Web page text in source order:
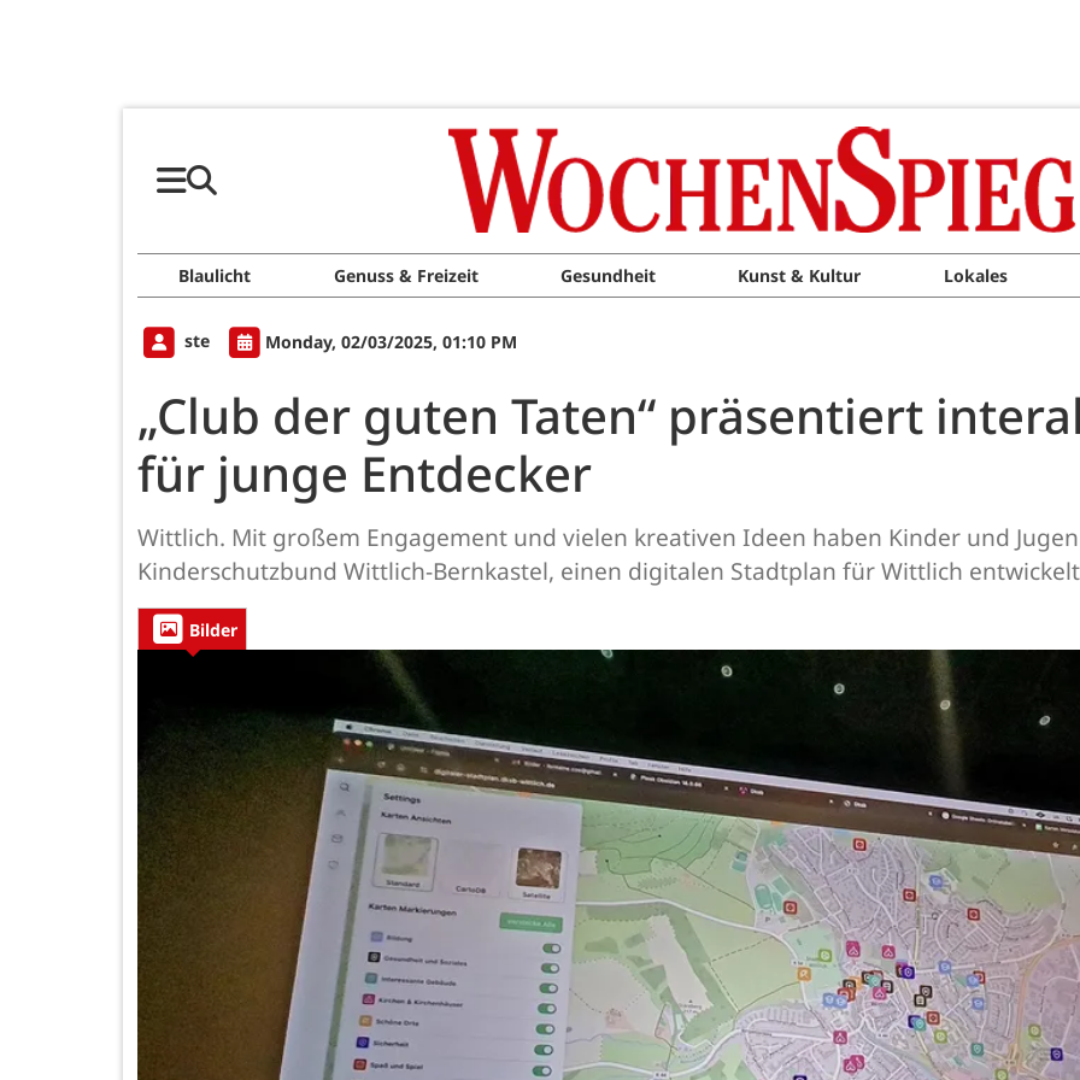
Blaulicht Genuss & Freizeit Gesundheit Kunst & Kultur Lokales
ste Monday, 02/03/2025, 01:10 PM
„Club der guten Taten“ präsentiert
für junge Entdecker
Wittlich. Mit großem Engagement und vielen kreativen Ideen haben Kinder und
Kinderschutzbund Wittlich-Bernkastel, einen digitalen Stadtplan für Wittlich
Bilder